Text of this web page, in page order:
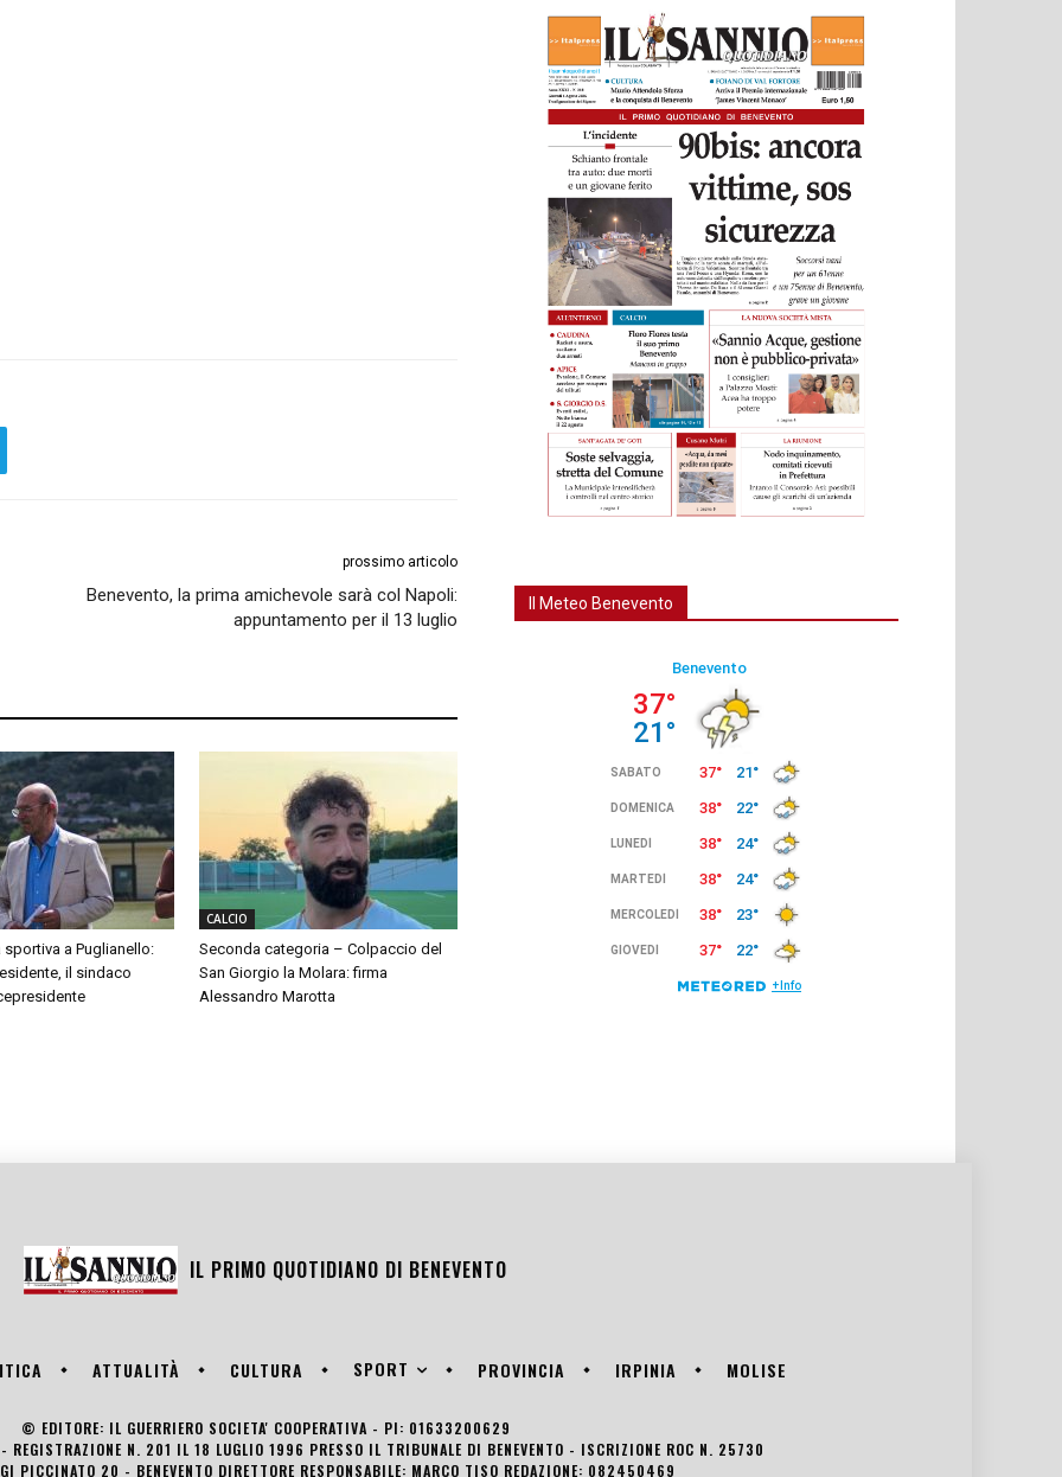
prossimo articolo
Benevento, la prima amichevole sarà col Napoli:
appuntamento per il 13 luglio
sportiva a Puglianello:
il sindaco
CALCIO
Seconda categoria – Colpaccio del
San Giorgio la Molara: firma
Alessandro Marotta
Il Meteo Benevento
IL PRIMO QUOTIDIANO DI BENEVENTO
ATTUALITÀ CULTURA SPORT PROVINCIA IRPINIA MOLISE
© EDITORE: IL GUERRIERO SOCIETA' COOPERATIVA - PI: 01633200629
REGISTRAZIONE N. 201 IL 18 LUGLIO 1996 PRESSO IL TRIBUNALE DI BENEVENTO - ISCRIZIONE ROC N. 25730
PICCINATO 20 - BENEVENTO DIRETTORE RESPONSABILE: MARCO TISO REDAZIONE: 082450469